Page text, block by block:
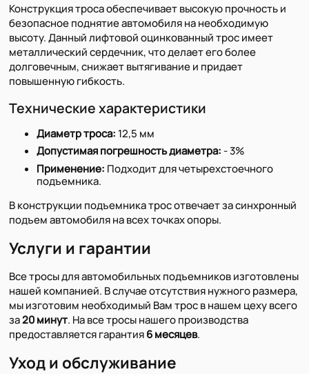
Конструкция троса обеспечивает высокую прочность и
безопасное поднятие автомобиля на необходимую
высоту. Данный лифтовой оцинкованный трос имеет
металлический сердечник, что делает его более
долговечным, снижает вытягивание и придает
повышенную гибкость.
Технические характеристики
Диаметр троса: 12,5 мм
Допустимая погрешность диаметра: - 3%
Применение: Подходит для четырехстоечного
подъемника.
В конструкции подъемника трос отвечает за синхронный
подъем автомобиля на всех точках опоры.
Услуги и гарантии
Все тросы для автомобильных подъемников изготовлены
нашей компанией. В случае отсутствия нужного размера,
мы изготовим необходимый Вам трос в нашем цеху всего
за20 минут. На все тросы нашего производства
предоставляется гарантия6 месяцев.
Уход и обслуживание